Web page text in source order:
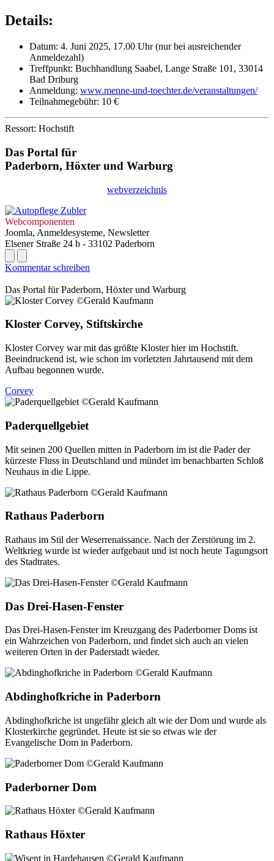
Details:
Datum: 4. Juni 2025, 17.00 Uhr (nur bei ausreichender
Anmeldezahl)
Treffpunkt: Buchhandlung Saabel, Lange Straße 101, 33014
Bad Driburg
Anmeldung: www.menne-und-toechter.de/veranstaltungen/
Teilnahmegebühr: 10 €
Ressort: Hochstift
Das Portal für
Paderborn, Höxter und Warburg
webverzeichnis
Webcomponenten
Joomla, Anmeldesysteme, Newsletter
Elsener Straße 24 b - 33102 Paderborn
Kommentar schreiben
Das Portal fürPaderborn, Höxterund Warburg
Kloster Corvey, Stiftskirche
Kloster Corvey war mit das größte Kloster hier im Hochstift.
Beeindruckend ist, wie schon im vorletzten Jahrtausend mit dem
Aufbau begonnen wurde.
Corvey
Paderquellgebiet
Mit seinen 200 Quellen mitten in Paderborn im ist die Pader der
kürzeste Fluss in Deutschland und mündet im benachbarten Schloß
Neuhaus in die Lippe.
Rathaus Paderborn
Rathaus im Stil der Weserrenaissance. Nach der Zerstörung im 2.
Weltkrieg wurde ist wieder aufgebaut und ist noch heute Tagungsort
des Stadtrates.
Das Drei-Hasen-Fenster
Das Drei-Hasen-Fenster im Kreuzgang des Paderborner Doms ist
ein Wahrzeichen von Paderborn, und findet sich auch an vielen
weiteren Orten in der Paderstadt wieder.
Abdinghofkriche in Paderborn
Abdinghofkriche ist ungefähr gleich alt wie der Dom und wurde als
Klosterkirche gegründet. Heute ist sie so etwas wie der
Evangelische Dom in Paderborn.
Paderborner Dom
Rathaus Höxter